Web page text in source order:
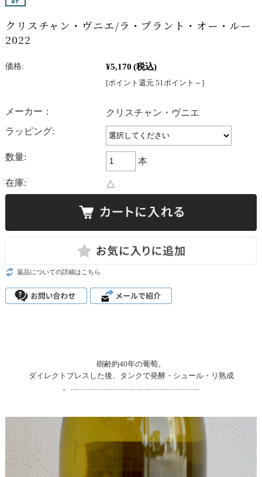
クリスチャン・ヴニエ/ラ・プラント・オー・ルー
2022
価格: ¥5,170 (税込)
[ポイント還元 51ポイント～]
メーカー：
クリスチャン・ヴニエ
ラッピング:
数量: 本
在庫: △
返品についての詳細はこちら
樹齢約40年の葡萄。
ダイレクトプレスした後、タンクで発酵・シュール・リ熟成
。..........................................................................